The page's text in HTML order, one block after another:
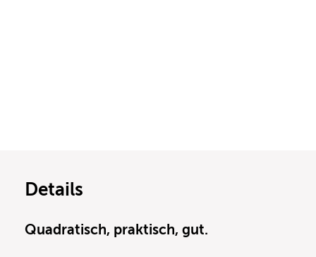
Details
Quadratisch, praktisch, gut.